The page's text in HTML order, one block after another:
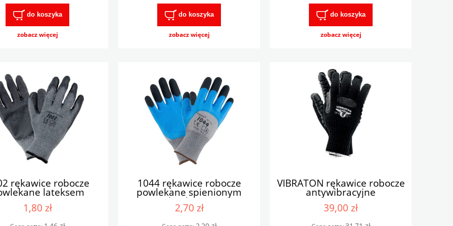
do koszyka
zobacz więcej
do koszyka
zobacz więcej
do koszyka
zobacz więcej
rękawice robocze
lateksem
1,80 zł
1044 rękawice robocze
powlekane spienionym
lateksem
2,70 zł
VIBRATON rękawice robocze
antywibracyjne
39,00 zł